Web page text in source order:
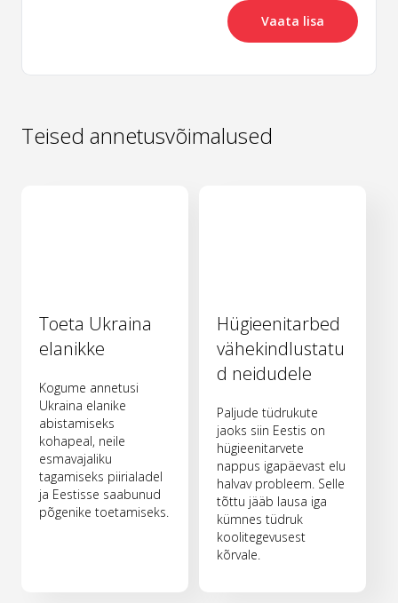
Vaata lisa
Teised annetusvõimalused
Toeta Ukraina
elanikke
Kogume annetusi
Ukraina elanike
abistamiseks
kohapeal, neile
esmavajaliku
tagamiseks piirialadel
ja Eestisse saabunud
põgenike toetamiseks.
Hügieenitarbed
vähekindlustatu
d neidudele
Paljude tüdrukute
jaoks siin Eestis on
hügieenitarvete
nappus igapäevast elu
halvav probleem. Selle
tõttu jääb lausa iga
kümnes tüdruk
koolitegevusest
kõrvale.